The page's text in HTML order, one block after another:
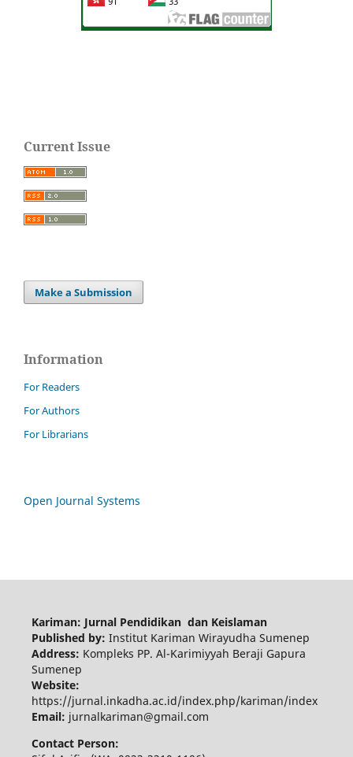
Current Issue
Make a Submission
Information
For Readers
For Authors
For Librarians
Open Journal Systems
Kariman: Jurnal Pendidikan dan Keislaman
Published by: Institut Kariman Wirayudha Sumenep
Address: Kompleks PP. Al-Karimiyyah Beraji Gapura
Sumenep
Website:
https://jurnal.inkadha.ac.id/index.php/kariman/index
Email: jurnalkariman@gmail.com
Contact Person: